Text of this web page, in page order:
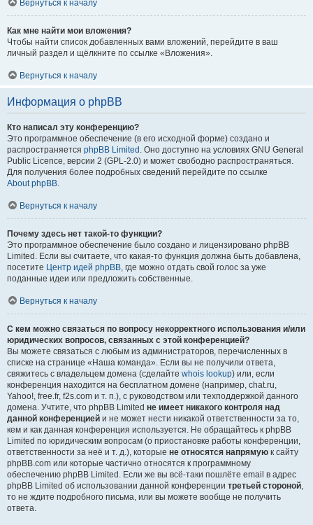
Вернуться к началу
Как мне найти мои вложения?
Чтобы найти список добавленных вами вложений, перейдите в ваш
личный раздел и щёлкните по ссылке «Вложения».
Вернуться к началу
Информация о phpBB
Кто написал эту конференцию?
Это программное обеспечение (в его исходной форме) создано и
распространяется phpBB Limited . Оно доступно на условиях GNU General
Public Licence, версии 2 (GPL-2.0) и может свободно распространяться.
Для получения более подробных сведений перейдите по ссылке
About phpBB.
Вернуться к началу
Почему здесь нет такой-то функции?
Это программное обеспечение было создано и лицензировано phpBB
Limited. Если вы считаете, что какая-то функция должна быть добавлена,
посетите Центр идей phpBB, где можно отдать свой голос за уже
поданные идеи или предложить собственные.
Вернуться к началу
С кем можно связаться по вопросу некорректного использования и/или
юридических вопросов, связанных с этой конференцией?
Вы можете связаться с любым из администраторов, перечисленных в
списке на странице «Наша команда». Если вы не получили ответа,
свяжитесь с владельцем домена (сделайте whois lookup) или, если
конференция находится на бесплатном домене (например, chat.ru,
Yahoo!, free.fr, f2s.com и т. п.), с руководством или техподдержкой данного
домена. Учтите, что phpBB Limited не имеет никакого контроля над
данной конференцией и не может нести никакой ответственности за то,
кем и как данная конференция используется. Не обращайтесь к phpBB
Limited по юридическим вопросам (о приостановке работы конференции,
ответственности за неё и т. д.), которые не относятся напрямую к сайту
phpBB.com или которые частично относятся к программному
обеспечению phpBB Limited. Если же вы всё-таки пошлёте email в адрес
phpBB Limited об использовании данной конференции третьей стороной,
то не ждите подробного письма, или вы можете вообще не получить
ответа.